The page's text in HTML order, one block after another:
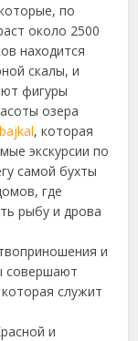
по
около 2500
находится
скалы, и
фигуры
озера
, которая
экскурсии по
самой бухты
где
рыбу и дрова
и
совершают
служит
и